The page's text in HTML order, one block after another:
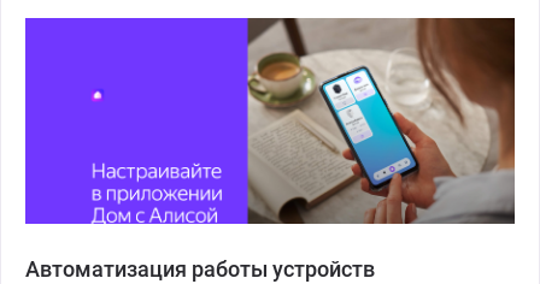
Автоматизация работы устройств